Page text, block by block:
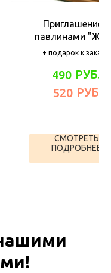
Приглашение с
павлинами
на нашей
+ подарок к заказу!
490 РУБ.
520 РУБ.
СМОТРЕТЬ
ПОДРОБНЕЕ